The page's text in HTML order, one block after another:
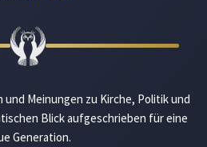
Meinungen zu Kirche, Politik und
Blick aufgeschrieben für eine
Generation.